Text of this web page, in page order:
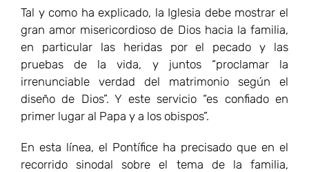
Tal y como ha explicado, la Iglesia debe mostrar el
gran amor misericordioso de Dios hacia la familia,
en particular las heridas por el pecado y las
pruebas de la vida, y juntos “proclamar la
irrenunciable verdad del matrimonio según el
diseño de Dios”. Y este servicio “es confiado en
primer lugar al Papa y a los obispos”.
En esta línea, el Pontífice ha precisado que en el
recorrido sinodal sobre el tema de la familia,